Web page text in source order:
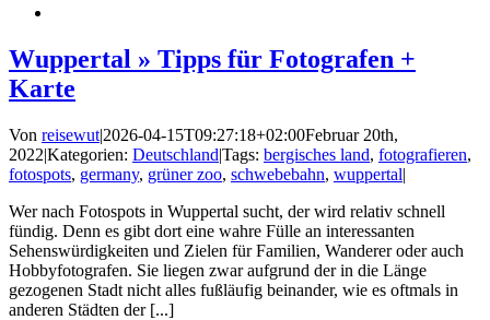
Wuppertal » Tipps für Fotografen +
Karte
Von reisewut|2026-04-15T09:27:18+02:00Februar 20th,
2022|Kategorien: Deutschland|Tags: bergisches land, fotografieren,
fotospots, germany, grüner zoo, schwebebahn, wuppertal|
Wer nach Fotospots in Wuppertal sucht, der wird relativ schnell
fündig. Denn es gibt dort eine wahre Fülle an interessanten
Sehenswürdigkeiten und Zielen für Familien, Wanderer oder auch
Hobbyfotografen. Sie liegen zwar aufgrund der in die Länge
gezogenen Stadt nicht alles fußläufig beinander, wie es oftmals in
anderen Städten der [...]